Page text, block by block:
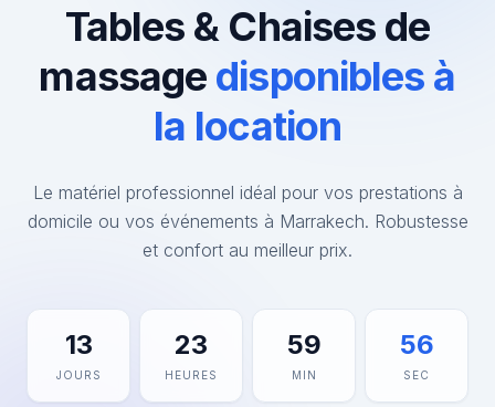
Tables & Chaises de
massage disponibles à
la location
Le matériel professionnel idéal pour vos prestations à
domicile ou vos événements à Marrakech. Robustesse
et confort au meilleur prix.
13
JOURS
23
HEURES
59
MIN
56
SEC